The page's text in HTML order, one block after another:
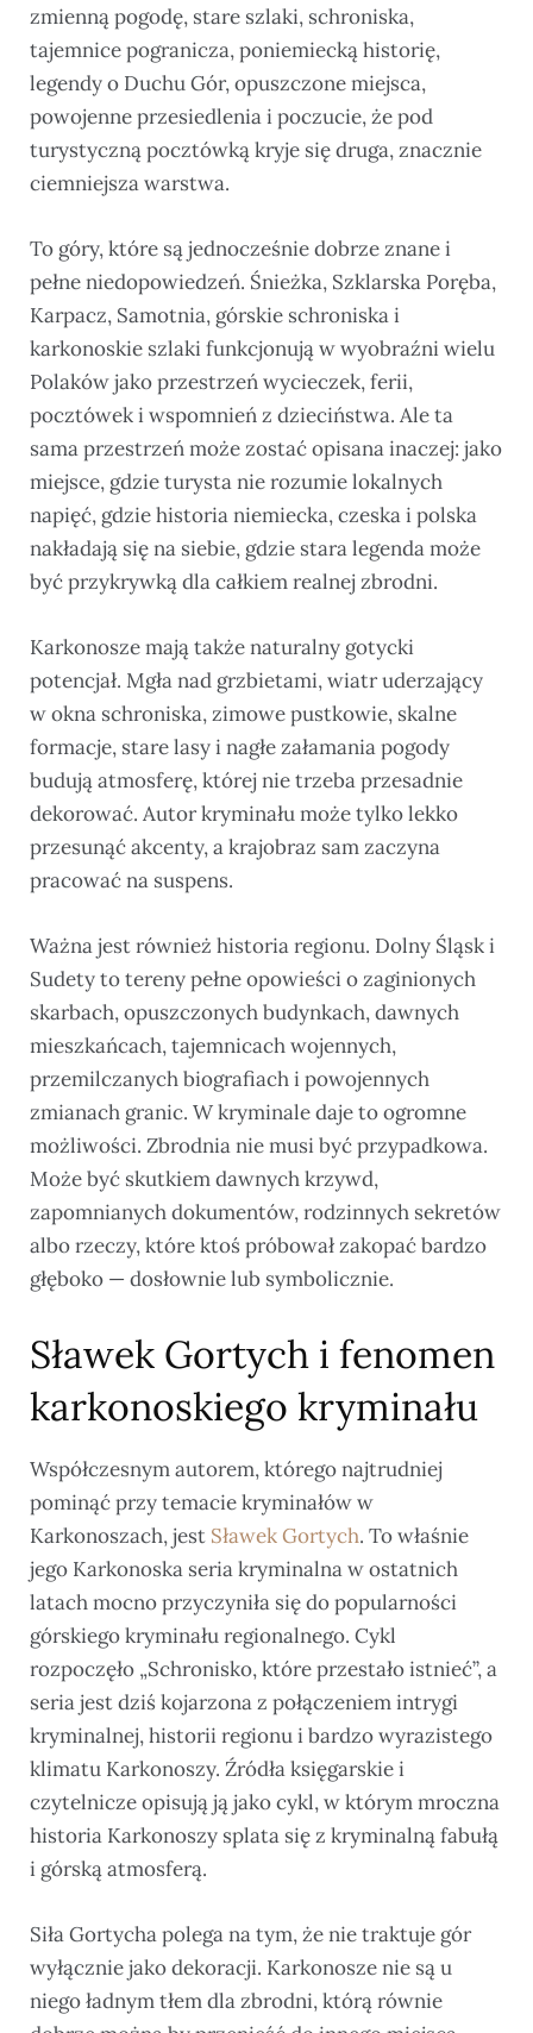
zmienną pogodę, stare szlaki, schroniska,
tajemnice pogranicza, poniemiecką historię,
legendy o Duchu Gór, opuszczone miejsca,
powojenne przesiedlenia i poczucie, że pod
turystyczną pocztówką kryje się druga, znacznie
ciemniejsza warstwa.
To góry, które są jednocześnie dobrze znane i
pełne niedopowiedzeń. Śnieżka, Szklarska Poręba,
Karpacz, Samotnia, górskie schroniska i
karkonoskie szlaki funkcjonują w wyobraźni wielu
Polaków jako przestrzeń wycieczek, ferii,
pocztówek i wspomnień z dzieciństwa. Ale ta
sama przestrzeń może zostać opisana inaczej: jako
miejsce, gdzie turysta nie rozumie lokalnych
napięć, gdzie historia niemiecka, czeska i polska
nakładają się na siebie, gdzie stara legenda może
być przykrywką dla całkiem realnej zbrodni.
Karkonosze mają także naturalny gotycki
potencjał. Mgła nad grzbietami, wiatr uderzający
w okna schroniska, zimowe pustkowie, skalne
formacje, stare lasy i nagłe załamania pogody
budują atmosferę, której nie trzeba przesadnie
dekorować. Autor kryminału może tylko lekko
przesunąć akcenty, a krajobraz sam zaczyna
pracować na suspens.
Ważna jest również historia regionu. Dolny Śląsk i
Sudety to tereny pełne opowieści o zaginionych
skarbach, opuszczonych budynkach, dawnych
mieszkańcach, tajemnicach wojennych,
przemilczanych biografiach i powojennych
zmianach granic. W kryminale daje to ogromne
możliwości. Zbrodnia nie musi być przypadkowa.
Może być skutkiem dawnych krzywd,
zapomnianych dokumentów, rodzinnych sekretów
albo rzeczy, które ktoś próbował zakopać bardzo
głęboko — dosłownie lub symbolicznie.
Sławek Gortych i fenomen
karkonoskiego kryminału
Współczesnym autorem, którego najtrudniej
pominąć przy temacie kryminałów w
Karkonoszach, jest Sławek Gortych. To właśnie
jego Karkonoska seria kryminalna w ostatnich
latach mocno przyczyniła się do popularności
górskiego kryminału regionalnego. Cykl
rozpoczęło „Schronisko, które przestało istnieć”, a
seria jest dziś kojarzona z połączeniem intrygi
kryminalnej, historii regionu i bardzo wyrazistego
klimatu Karkonoszy. Źródła księgarskie i
czytelnicze opisują ją jako cykl, w którym mroczna
historia Karkonoszy splata się z kryminalną fabułą
i górską atmosferą.
Siła Gortycha polega na tym, że nie traktuje gór
wyłącznie jako dekoracji. Karkonosze nie są u
niego ładnym tłem dla zbrodni, którą równie